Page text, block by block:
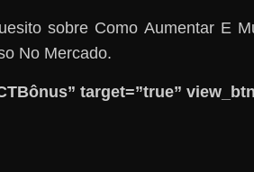
sobre Como Aumentar E
No Mercado.
target=”true”